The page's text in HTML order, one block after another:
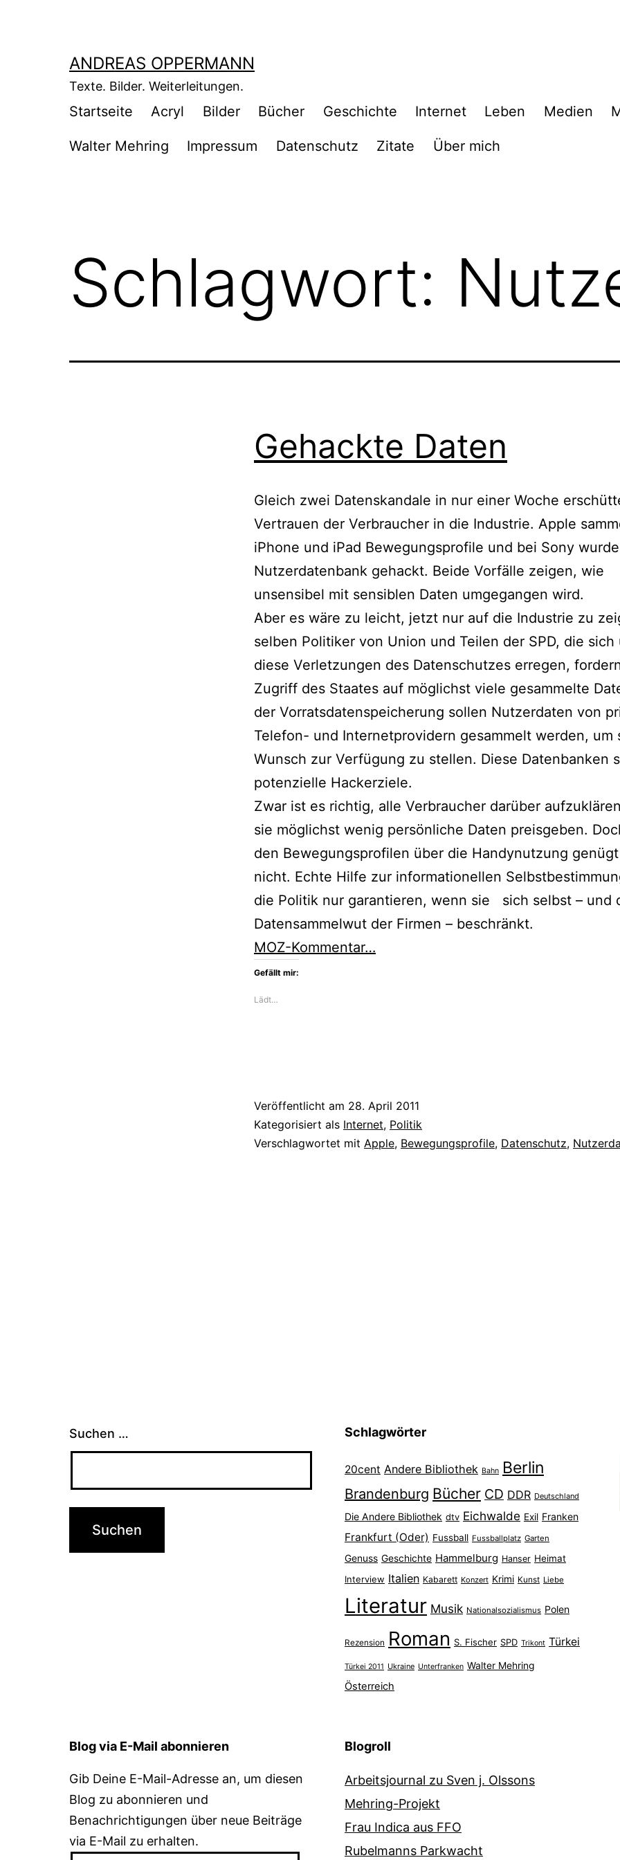
ANDREAS OPPERMANN
Texte. Bilder. Weiterleitungen.
Startseite Acryl Bilder Bücher Geschichte Internet Leben Medien
Walter Mehring Impressum Datenschutz Zitate Über mich
Schlagwort:
Gehackte Daten
Gleich zwei Datenskandale in nur einer Woche
Vertrauen der Verbraucher in die Industrie. Apple
iPhone und iPad Bewegungsprofile und bei Sony
Nutzerdatenbank gehackt. Beide Vorfälle zeigen, wie
unsensibel mit sensiblen Daten umgegangen wird.
Aber es wäre zu leicht, jetzt nur auf die Industrie zu
selben Politiker von Union und Teilen der SPD, die sich
diese Verletzungen des Datenschutzes erregen,
Zugriff des Staates auf möglichst viele gesammelte
der Vorratsdatenspeicherung sollen Nutzerdaten von
Telefon- und Internetprovidern gesammelt werden, um
Wunsch zur Verfügung zu stellen. Diese Datenbanken
potenzielle Hackerziele.
Zwar ist es richtig, alle Verbraucher darüber
sie möglichst wenig persönliche Daten preisgeben.
den Bewegungsprofilen über die Handynutzung
nicht. Echte Hilfe zur informationellen
die Politik nur garantieren, wenn sie sich selbst – und
Datensammelwut der Firmen – beschränkt.
MOZ-Kommentar…
Gefällt mir:
Lädt…
Veröffentlicht am 28. April 2011
Kategorisiert als Internet, Politik
Verschlagwortet mit Apple, Bewegungsprofile, Datenschutz,
Suchen … Schlagwörter
20cent Andere Bibliothek Bahn Berlin
Brandenburg Bücher CD DDR Deutschland
Die Andere Bibliothek dtv Eichwalde Exil Franken
Frankfurt (Oder) Fussball Fussballplatz Garten
Genuss Geschichte Hammelburg Hanser Heimat
Interview Italien Kabarett Konzert Krimi Kunst Liebe
Literatur Musik Nationalsozialismus Polen
Rezension Roman S. Fischer SPD Trikont Türkei
Türkei 2011 Ukraine Unterfranken Walter Mehring
Österreich
Blog via E-Mail abonnieren
Gib Deine E-Mail-Adresse an, um diesen
Blog zu abonnieren und
Benachrichtigungen über neue Beiträge
via E-Mail zu erhalten.
Blogroll
Arbeitsjournal zu Sven j. Olssons
Mehring-Projekt
Frau Indica aus FFO
Rubelmanns Parkwacht